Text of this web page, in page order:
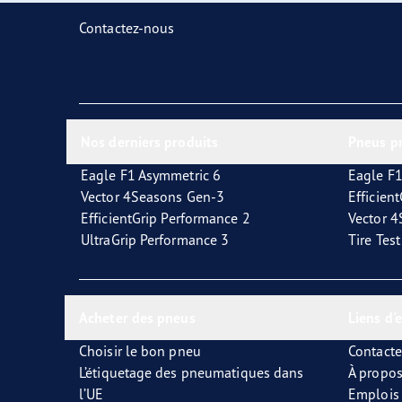
Prendre soin de vos pneus
Goodyear Blimp
Contactez-nous
Eagle F1 Asymmetric 6
Vector 4Seasons Gen-3
EfficientGrip Performance 2
UltraGrip Performance 3
Eagle
Vector
Tire
Choisir le bon pneu
L’étiquetage des pneumatiques dans
l’UE
À
Emplois